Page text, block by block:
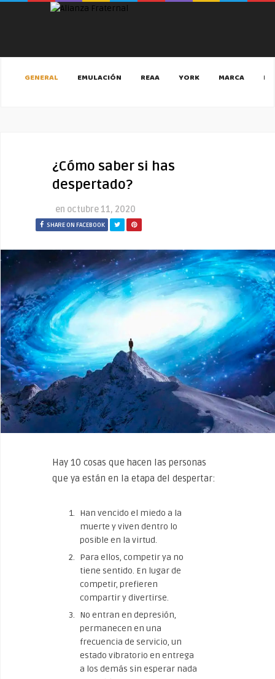
GENERAL EMULACIÓN REAA YORK MARCA
¿Cómo saber si has
despertado?
en octubre 11, 2020
SHARE ON FACEBOOK
Hay 10 cosas que hacen las personas
que ya están en la etapa del despertar:
Han vencido el miedo a la
muerte y viven dentro lo
posible en la virtud.
Para ellos, competir ya no
tiene sentido. En lugar de
competir, prefieren
compartir y divertirse.
No entran en depresión,
permanecen en una
frecuencia de servicio, un
estado vibratorio en entrega
a los demás sin esperar nada